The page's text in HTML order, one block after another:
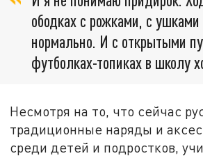
ободках с рожками, с ушками
нормально. И с открытыми
футболках-топиках в школу
Несмотря на то, что сейчас
традиционные наряды и
среди детей и подростков,